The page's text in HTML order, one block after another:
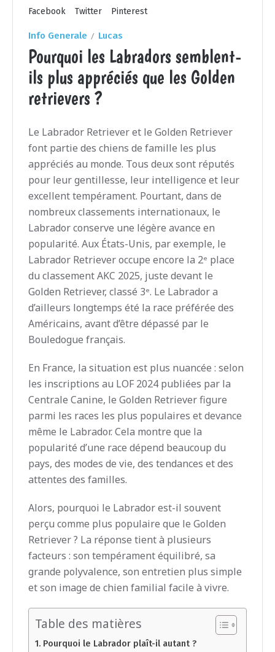
Facebook
Twitter Pinterest
Info Generale Lucas
Pourquoi les Labradors semblent-
ils plus appréciés que les Golden
retrievers ?
Le Labrador Retriever et le Golden Retriever
font partie des chiens de famille les plus
appréciés au monde. Tous deux sont réputés
pour leur gentillesse, leur intelligence et leur
excellent tempérament. Pourtant, dans de
nombreux classements internationaux, le
Labrador conserve une légère avance en
popularité. Aux États-Unis, par exemple, le
Labrador Retriever occupe encore la 2ᵉ place
du classement AKC 2025, juste devant le
Golden Retriever, classé 3ᵉ. Le Labrador a
d’ailleurs longtemps été la race préférée des
Américains, avant d’être dépassé par le
Bouledogue français.
En France, la situation est plus nuancée : selon
les inscriptions au LOF 2024 publiées par la
Centrale Canine, le Golden Retriever figure
parmi les races les plus populaires et devance
même le Labrador. Cela montre que la
popularité d’une race dépend beaucoup du
pays, des modes de vie, des tendances et des
attentes des familles.
Alors, pourquoi le Labrador est-il souvent
perçu comme plus populaire que le Golden
Retriever ? La réponse tient à plusieurs
facteurs : son tempérament équilibré, sa
grande polyvalence, son entretien plus simple
et son image de chien familial facile à vivre.
Table des matières
Pourquoi le Labrador plaît-il autant ?